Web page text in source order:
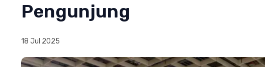
Pengunjung
18 Jul 2025